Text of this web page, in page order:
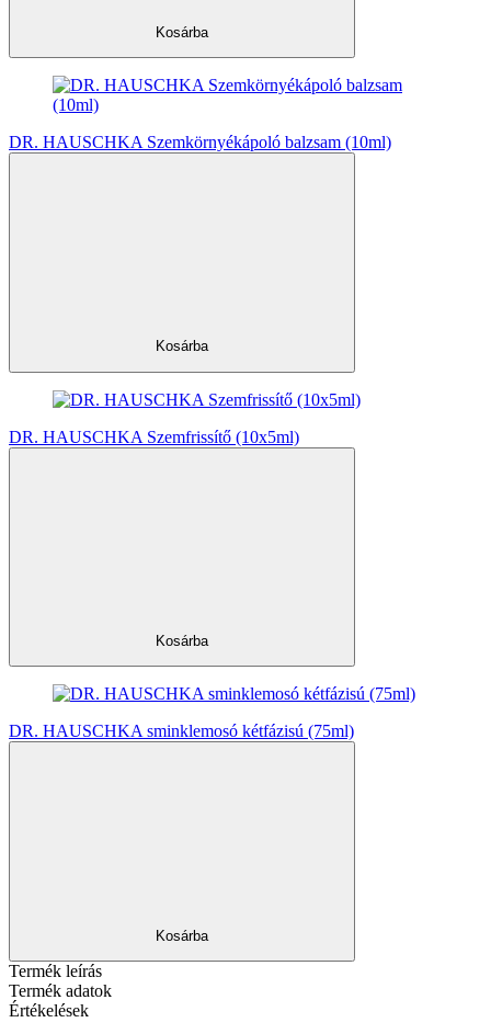
Kosárba
DR. HAUSCHKA Szemkörnyékápoló balzsam (10ml)
Kosárba
DR. HAUSCHKA Szemfrissítő (10x5ml)
Kosárba
DR. HAUSCHKA sminklemosó kétfázisú (75ml)
Kosárba
Termék leírás
Termék adatok
Értékelések